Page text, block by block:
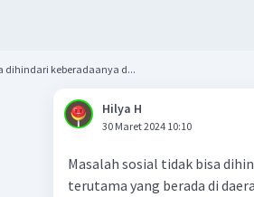
dihindari keberadaanya d...
Hilya H
30 Maret 2024 10:10
Masalah sosial tidak bisa
terutama yang berada di